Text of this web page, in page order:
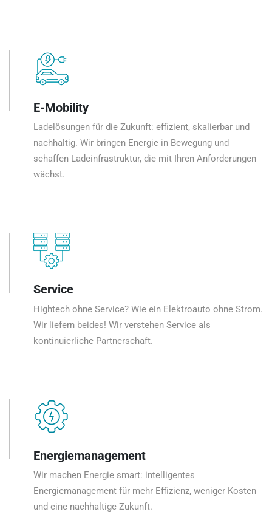
E-Mobility
Ladelösungen für die Zukunft: effizient, skalierbar und
nachhaltig. Wir bringen Energie in Bewegung und
schaffen Ladeinfrastruktur, die mit Ihren Anforderungen
wächst.
Service
Hightech ohne Service? Wie ein Elektroauto ohne Strom.
Wir liefern beides! Wir verstehen Service als
kontinuierliche Partnerschaft.
Energiemanagement
Wir machen Energie smart: intelligentes
Energiemanagement für mehr Effizienz, weniger Kosten
und eine nachhaltige Zukunft.